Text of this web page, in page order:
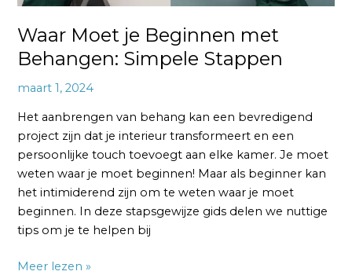
Waar Moet je Beginnen met
Behangen: Simpele Stappen
maart 1, 2024
Het aanbrengen van behang kan een bevredigend
project zijn dat je interieur transformeert en een
persoonlijke touch toevoegt aan elke kamer. Je moet
weten waar je moet beginnen! Maar als beginner kan
het intimiderend zijn om te weten waar je moet
beginnen. In deze stapsgewijze gids delen we nuttige
tips om je te helpen bij
Meer lezen »